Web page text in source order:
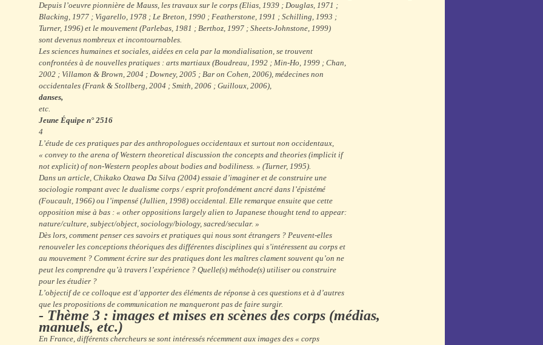
Depuis l’oeuvre pionnière de Mauss, les travaux sur le corps (Elias, 1939 ; Douglas, 1971 ;
Blacking, 1977 ; Vigarello, 1978 ; Le Breton, 1990 ; Featherstone, 1991 ; Schilling, 1993 ;
Turner, 1996) et le mouvement (Parlebas, 1981 ; Berthoz, 1997 ; Sheets-Johnstone, 1999)
sont devenus nombreux et incontournables.
Les sciences humaines et sociales, aidées en cela par la mondialisation, se trouvent
confrontées à de nouvelles pratiques : arts martiaux (Boudreau, 1992 ; Min-Ho, 1999 ; Chan,
2002 ; Villamon & Brown, 2004 ; Downey, 2005 ; Bar on Cohen, 2006), médecines non
occidentales (Frank & Stollberg, 2004 ; Smith, 2006 ; Guilloux, 2006),
danses,
etc.
Jeune Équipe n° 2516
4
L’étude de ces pratiques par des anthropologues occidentaux et surtout non occidentaux,
« convey to the arena of Western theoretical discussion the concepts and theories (implicit if
not explicit) of non-Western peoples about bodies and bodiliness. » (Turner, 1995).
Dans un article, Chikako Ozawa Da Silva (2004) essaie d’imaginer et de construire une
sociologie rompant avec le dualisme corps / esprit profondément ancré dans l’épistémé
(Foucault, 1966) ou l’impensé (Jullien, 1998) occidental. Elle remarque ensuite que cette
opposition mise à bas : « other oppositions largely alien to Japanese thought tend to appear:
nature/culture, subject/object, sociology/biology, sacred/secular. »
Dès lors, comment penser ces savoirs et pratiques qui nous sont étrangers ? Peuvent-elles
renouveler les conceptions théoriques des différentes disciplines qui s’intéressent au corps et
au mouvement ? Comment écrire sur des pratiques dont les maîtres clament souvent qu’on ne
peut les comprendre qu’à travers l’expérience ? Quelle(s) méthode(s) utiliser ou construire
pour les étudier ?
L’objectif de ce colloque est d’apporter des éléments de réponse à ces questions et à d’autres
que les propositions de communication ne manqueront pas de faire surgir.
- Thème 3 : images et mises en scènes des corps (médias,
manuels, etc.)
En France, différents chercheurs se sont intéressés récemment aux images des « corps